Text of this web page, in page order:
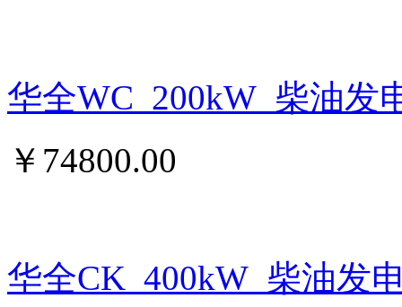
华全WC_200kW_柴油发
￥ 74800.00
华全CK_400kW_柴油发